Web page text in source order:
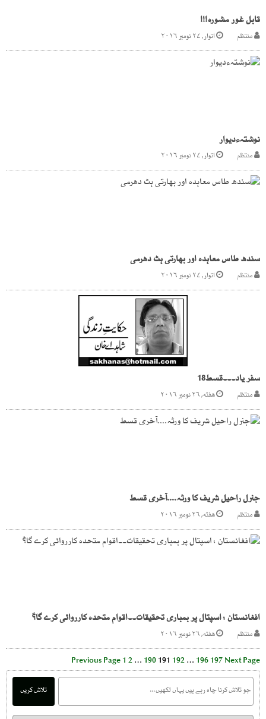
قابل غور مشورہ!!!
منتظم اتوار, ۲۷ نومبر ۲۰۱۶
نوشتہءدیوار
منتظم اتوار, ۲۷ نومبر ۲۰۱۶
سندھ طاس معاہدہ اور بھارتی ہٹ دھرمی
منتظم اتوار, ۲۷ نومبر ۲۰۱۶
سفر یاد۔۔۔قسط18
منتظم هفته, ۲۶ نومبر ۲۰۱۶
جنرل راحیل شریف کا ورثہ....آخری قسط
منتظم هفته, ۲۶ نومبر ۲۰۱۶
افغانستان : اسپتال پر بمباری تحقیقات۔۔اقوام متحدہ کارروائی کرے گا؟َ
منتظم هفته, ۲۶ نومبر ۲۰۱۶
Previous Page12…190191192…196197Next Page
تلاش کریں